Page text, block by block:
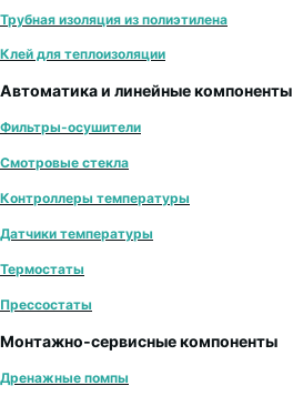
Трубная изоляция из полиэтилена
Клей для теплоизоляции
Автоматика и линейные компоненты
Фильтры-осушители
Смотровые стекла
Контроллеры температуры
Датчики температуры
Термостаты
Прессостаты
Монтажно‑сервисные компоненты
Дренажные помпы